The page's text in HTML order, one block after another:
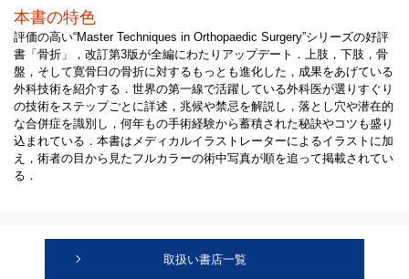
本書の特色
評価の高い“Master Techniques in Orthopaedic Surgery”シリーズの好評
書「骨折」，改訂第3版が全編にわたりアップデート．上肢，下肢，骨
盤，そして寛骨臼の骨折に対するもっとも進化した，成果をあげている
外科技術を紹介する．世界の第一線で活躍している外科医が選りすぐり
の技術をステップごとに詳述，兆候や禁忌を解説し，落とし穴や潜在的
な合併症を識別し，何年もの手術経験から蓄積された秘訣やコツも盛り
込まれている．本書はメディカルイラストレーターによるイラストに加
え，術者の目から見たフルカラーの術中写真が順を追って掲載されてい
る．
取扱い書店一覧